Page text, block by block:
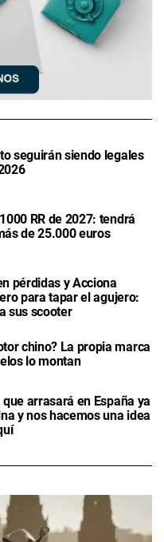
seguirán siendo legales
RR de 2027: tendrá
de 25.000 euros
pérdidas y Acciona
para tapar el agujero:
sus scooter
chino? La propia marca
lo montan
arrasará en España ya
y nos hacemos una idea